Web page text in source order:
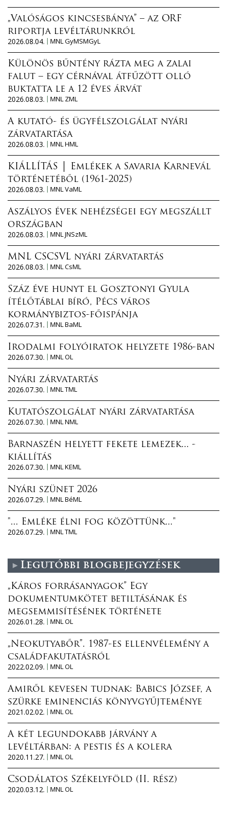
„Valóságos kincsesbánya” – az ORF
riportja levéltárunkról
2026.08.04.
MNL GyMSMGyL
Különös bűntény rázta meg a zalai
falut – egy cérnával átfűzött olló
buktatta le a 12 éves árvát
2026.08.03.
MNL ZML
A kutató- és ügyfélszolgálat nyári
zárvatartása
2026.08.03.
MNL HML
KIÁLLÍTÁS │ Emlékek a Savaria Karnevál
történetéből (1961-2025)
2026.08.03.
MNL VaML
Aszályos évek nehézségei egy megszállt
országban
2026.08.03.
MNL JNSzML
MNL CSCSVL nyári zárvatartás
2026.08.03.
MNL CsML
Száz éve hunyt el Gosztonyi Gyula
ítélőtáblai bíró, Pécs város
kormánybiztos-főispánja
2026.07.31.
MNL BaML
Irodalmi folyóiratok helyzete 1986-ban
2026.07.30.
MNL OL
Nyári zárvatartás
2026.07.30.
MNL TML
Kutatószolgálat nyári zárvatartása
2026.07.30.
MNL NML
Barnaszén helyett fekete lemezek... -
kiállítás
2026.07.30.
MNL KEML
Nyári szünet 2026
2026.07.29.
MNL BéML
"... Emléke élni fog közöttünk..."
2026.07.29.
MNL TML
Legutóbbi blogbejegyzések
„Káros forrásanyagok” Egy
dokumentumkötet betiltásának és
megsemmisítésének története
2026.01.28.
MNL OL
„Neokutyabőr”. 1987-es ellenvélemény a
családfakutatásról
2022.02.09.
MNL OL
Amiről kevesen tudnak: Babics József, a
szürke eminenciás könyvgyűjteménye
2021.02.02.
MNL OL
A két legundokabb járvány a
levéltárban: a pestis és a kolera
2020.11.27.
MNL OL
Csodálatos Székelyföld (II. rész)
2020.03.12.
MNL OL